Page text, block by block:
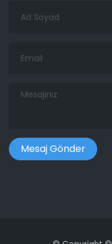
Soyad
Mesajınız